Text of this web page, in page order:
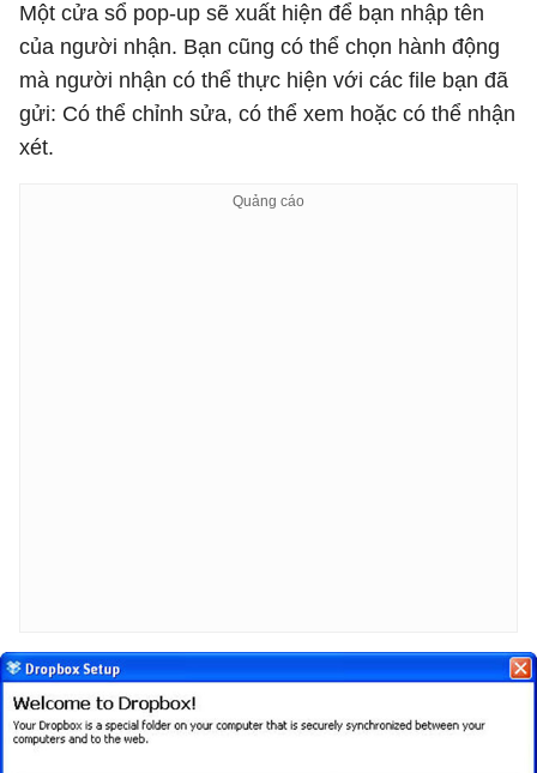
Một cửa sổ pop-up sẽ xuất hiện để bạn nhập tên
của người nhận. Bạn cũng có thể chọn hành động
mà người nhận có thể thực hiện với các file bạn đã
gửi: Có thể chỉnh sửa, có thể xem hoặc có thể nhận
xét.